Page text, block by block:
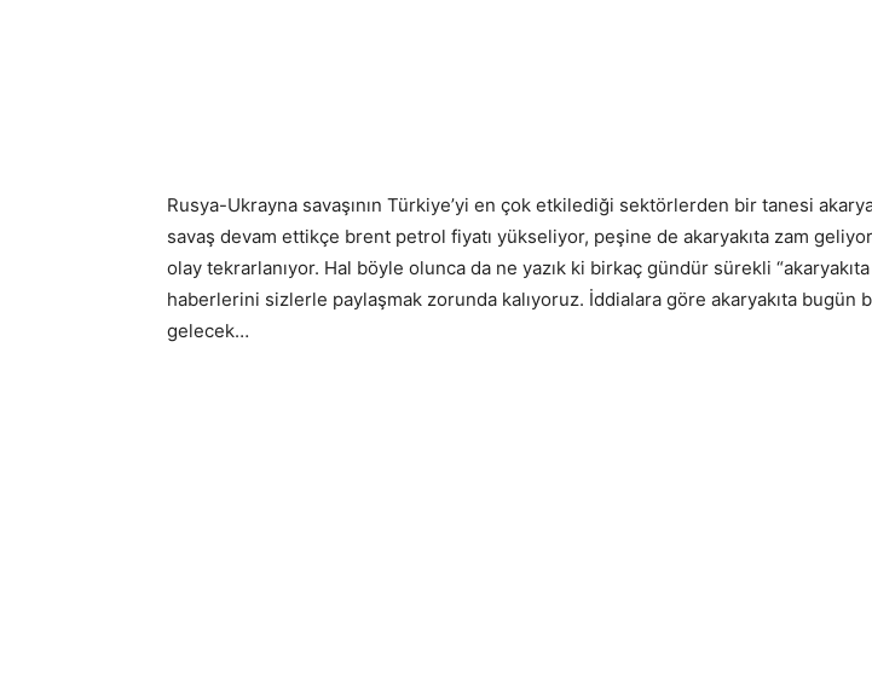
Rusya-Ukrayna savaşının Türkiye’yi en çok etkilediği sektörlerden bir tanesi
savaş devam ettikçe brent petrol fiyatı yükseliyor, peşine de akaryakıta zam
olay tekrarlanıyor. Hal böyle olunca da ne yazık ki birkaç gündür sürekli
haberlerini sizlerle paylaşmak zorunda kalıyoruz. İddialara göre akaryakıta bugün
gelecek…